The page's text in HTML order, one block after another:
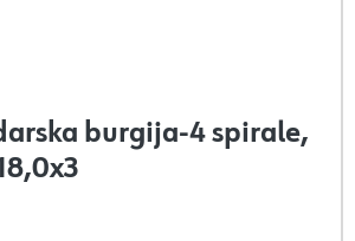
burgija-4 spirale,